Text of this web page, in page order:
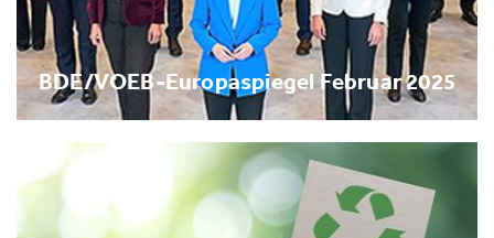
BDE/VOEB-Europaspiegel Februar 2025